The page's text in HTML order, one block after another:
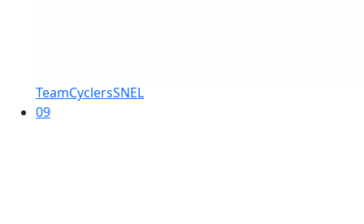
TeamCyclersSNEL
09